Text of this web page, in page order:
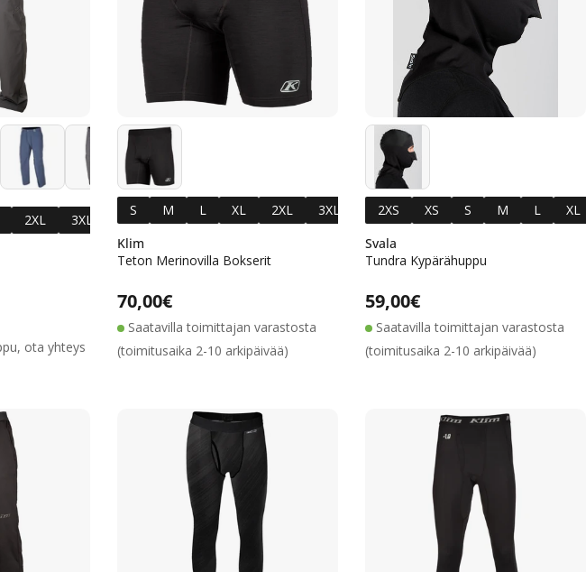
+2
2XL 3XL
L
2XL
3XL
Tall
Tall
Tall
ota yhteys
S M L XL 2XL
3XL
Klim
Teton Merinovilla Bokserit
Normaalihinta
70,00€
Saatavilla toimittajan varastosta
(toimitusaika 2-10 arkipäivää)
2XS XS S M L
XL
Svala
Tundra Kypärähuppu
Normaalihinta
59,00€
Saatavilla toimittajan varastosta
(toimitusaika 2-10 arkipäivää)